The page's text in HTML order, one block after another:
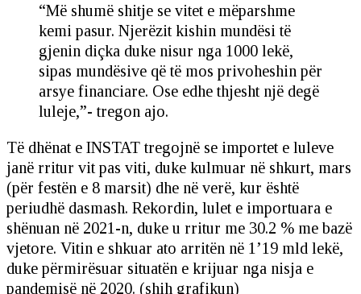
“Më shumë shitje se vitet e mëparshme
kemi pasur. Njerëzit kishin mundësi të
gjenin diçka duke nisur nga 1000 lekë,
sipas mundësive që të mos privoheshin për
arsye financiare. Ose edhe thjesht një degë
luleje,”- tregon ajo.
Të dhënat e INSTAT tregojnë se importet e luleve
janë rritur vit pas viti, duke kulmuar në shkurt, mars
(për festën e 8 marsit) dhe në verë, kur është
periudhë dasmash. Rekordin, lulet e importuara e
shënuan në 2021-n, duke u rritur me 30.2 % me bazë
vjetore. Vitin e shkuar ato arritën në 1’19 mld lekë,
duke përmirësuar situatën e krijuar nga nisja e
pandemisë në 2020. (shih grafikun)